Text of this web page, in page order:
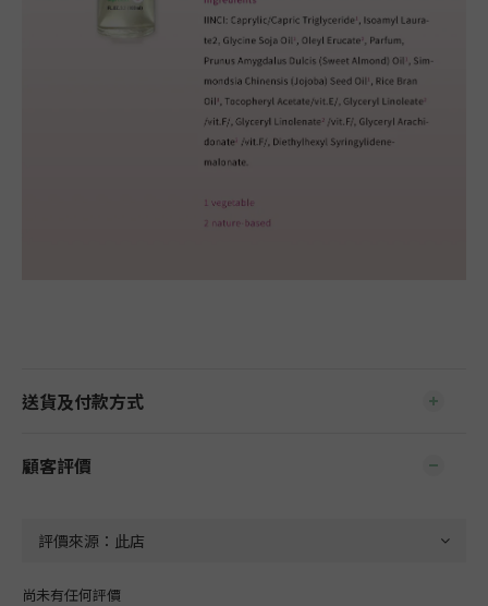
送貨及付款方式
顧客評價
尚未有任何評價